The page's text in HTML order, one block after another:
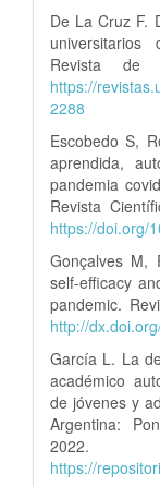
De La Cruz F.
Revista de
https://
2288
Escobedo S,
aprendida,
pandemia
Revista
https://doi.org/
Gonçalves M,
self-efficacy
pandemic.
http://
García L. La
académico
de jóvenes y
Argentina:
2022.
https://